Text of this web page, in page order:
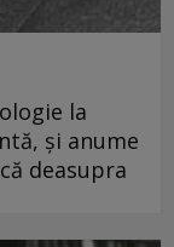
la
și anume
deasupra